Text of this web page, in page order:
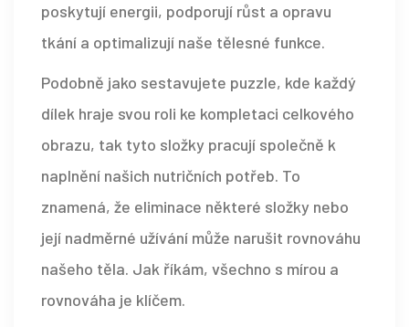
poskytují energii, podporují růst a opravu
tkání a optimalizují naše tělesné funkce.
Podobně jako sestavujete puzzle, kde každý
dílek hraje svou roli ke kompletaci celkového
obrazu, tak tyto složky pracují společně k
naplnění našich nutričních potřeb. To
znamená, že eliminace některé složky nebo
její nadměrné užívání může narušit rovnováhu
našeho těla. Jak říkám, všechno s mírou a
rovnováha je klíčem.